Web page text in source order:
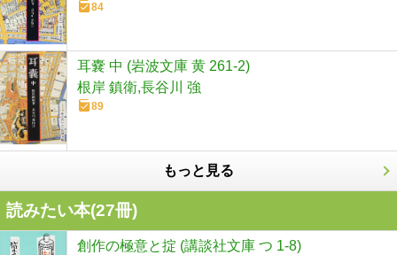
84
耳嚢 中 (岩波文庫 黄 261-2)
根岸 鎮衛,長谷川 強
89
もっと見る
読みたい本(27冊)
創作の極意と掟 (講談社文庫 つ 1-8)